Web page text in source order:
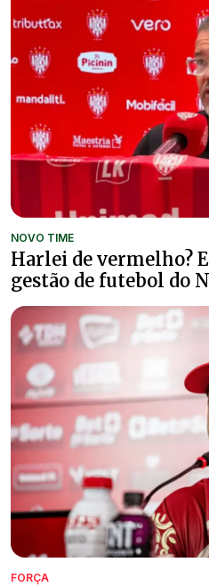
NOVO TIME
Harlei de vermelho?
gestão de futebol do
FORÇA